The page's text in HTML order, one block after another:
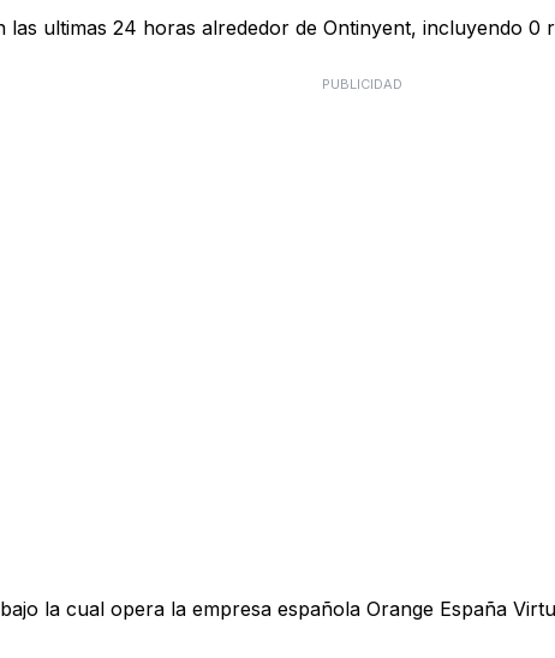
ultimas 24 horas alrededor de Ontinyent, incluyendo 0
PUBLICIDAD
la cual opera la empresa española Orange España